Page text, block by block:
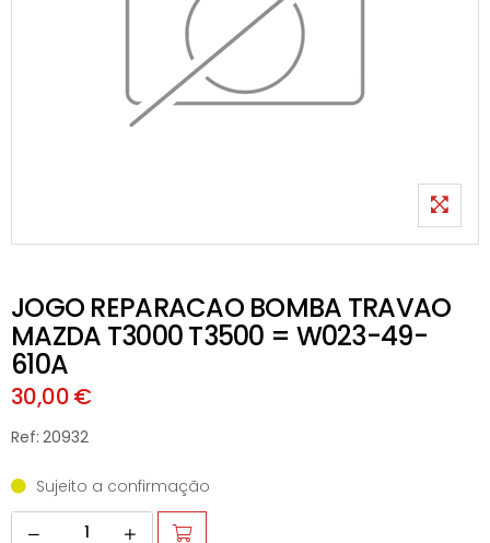
JOGO REPARACAO BOMBA TRAVAO
MAZDA T3000 T3500 = W023-49-
610A
30,00 €
Ref: 20932
Sujeito a confirmação